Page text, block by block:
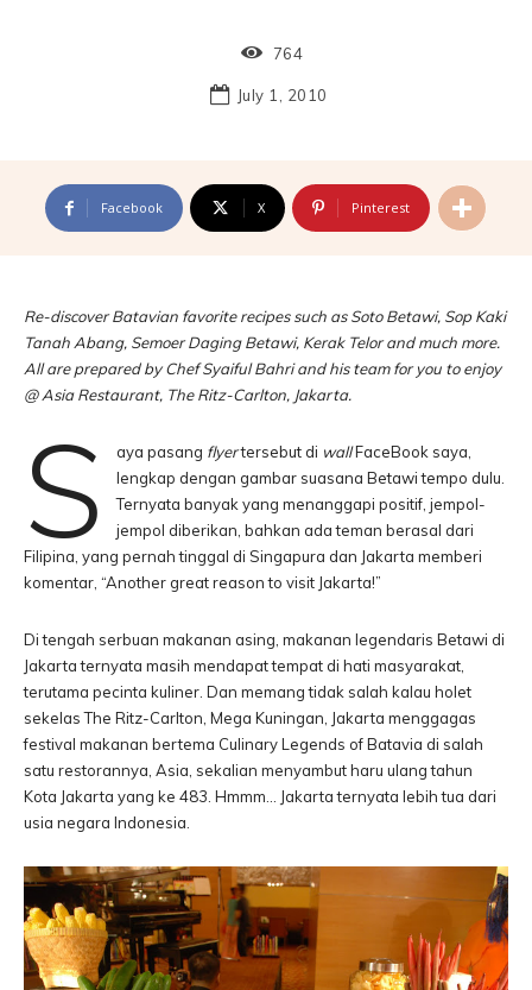
764
July 1, 2010
Facebook X Pinterest
Re-discover Batavian favorite recipes such as Soto Betawi, Sop Kaki
Tanah Abang, Semoer Daging Betawi, Kerak Telor and much more.
All are prepared by Chef Syaiful Bahri and his team for you to enjoy
@ Asia Restaurant, The Ritz-Carlton, Jakarta.
S aya pasang flyertersebut di wallFaceBook saya,
lengkap dengan gambar suasana Betawi tempo dulu.
Ternyata banyak yang menanggapi positif, jempol-
jempol diberikan, bahkan ada teman berasal dari
Filipina, yang pernah tinggal di Singapura dan Jakarta memberi
komentar, “Another great reason to visit Jakarta!”
Di tengah serbuan makanan asing, makanan legendaris Betawi di
Jakarta ternyata masih mendapat tempat di hati masyarakat,
terutama pecinta kuliner. Dan memang tidak salah kalau holet
sekelas The Ritz-Carlton, Mega Kuningan, Jakarta menggagas
festival makanan bertema Culinary Legends of Batavia di salah
satu restorannya, Asia, sekalian menyambut haru ulang tahun
Kota Jakarta yang ke 483. Hmmm… Jakarta ternyata lebih tua dari
usia negara Indonesia.